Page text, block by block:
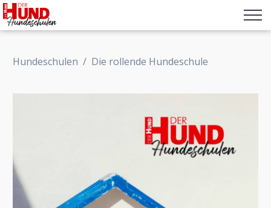
Hundeschulen / Die rollende Hundeschule